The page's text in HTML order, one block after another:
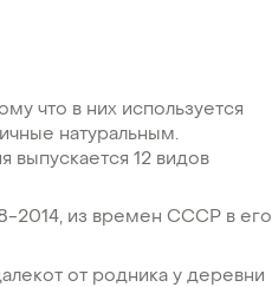
что в них используется
натуральным.
выпускается 12 видов
2014, из времен СССР в его
от родника у деревни